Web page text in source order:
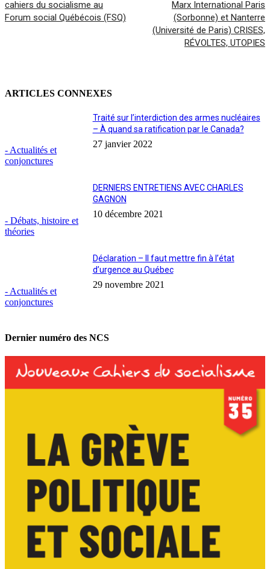
cahiers du socialisme au
Forum social Québécois (FSQ)
Marx International Paris
(Sorbonne) et Nanterre
(Université de Paris) CRISES,
RÉVOLTES, UTOPIES
ARTICLES CONNEXES
- Actualités et
conjonctures
Traité sur l’interdiction des armes nucléaires
– À quand sa ratification par le Canada?
27 janvier 2022
- Débats, histoire et
théories
DERNIERS ENTRETIENS AVEC CHARLES
GAGNON
10 décembre 2021
- Actualités et
conjonctures
Déclaration – Il faut mettre fin à l’état
d’urgence au Québec
29 novembre 2021
Dernier numéro des NCS